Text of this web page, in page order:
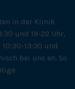
in der Klinik
und 19-22 Uhr,
13:30 und
bei uns an. So